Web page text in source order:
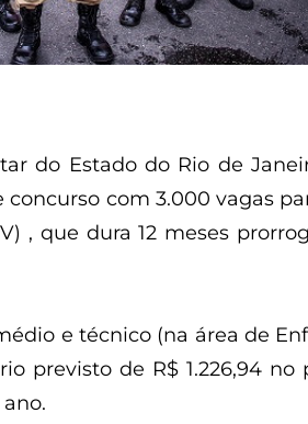
do Estado do Rio de
com 3.000 vagas
, que dura 12 meses
e técnico (na área de
previsto de R$ 1.226,94